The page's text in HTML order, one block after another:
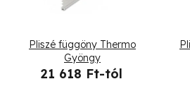
Pliszé függöny Thermo
Gyöngy
21 618 Ft-tól